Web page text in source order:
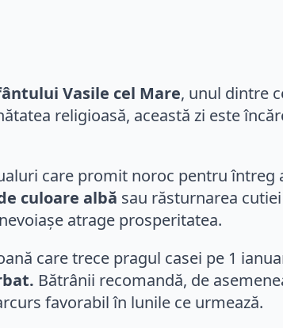
Vasile cel Mare, unul dintre
religioasă, această zi este
care promit noroc pentru
culoare albă sau răsturnarea
atrage prosperitatea.
care trece pragul casei pe 1
Bătrânii recomandă, de
favorabil în lunile ce urmează.